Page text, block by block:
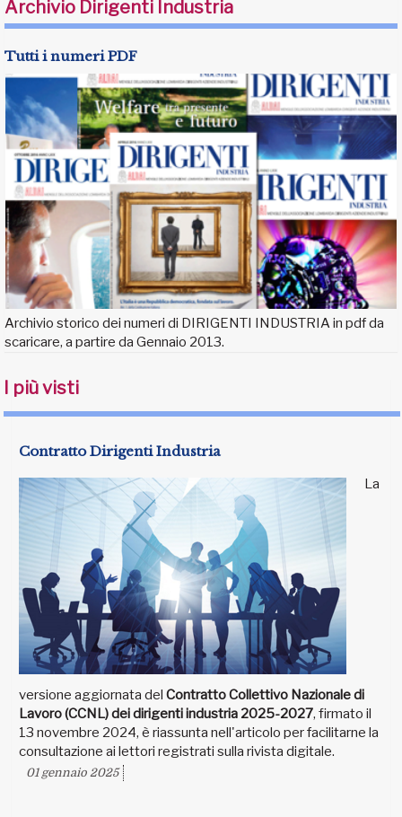
Archivio Dirigenti Industria
Tutti i numeri PDF
Archivio storico dei numeri di DIRIGENTI INDUSTRIA in pdf da
scaricare, a partire da Gennaio 2013.
I più visti
Contratto Dirigenti Industria
La
versione aggiornata del Contratto Collettivo Nazionale di
Lavoro (CCNL) dei dirigenti industria 2025-2027, firmato il
13 novembre 2024, è riassunta nell'articolo per facilitarne la
consultazione ai lettori registrati sulla rivista digitale.
01 gennaio 2025